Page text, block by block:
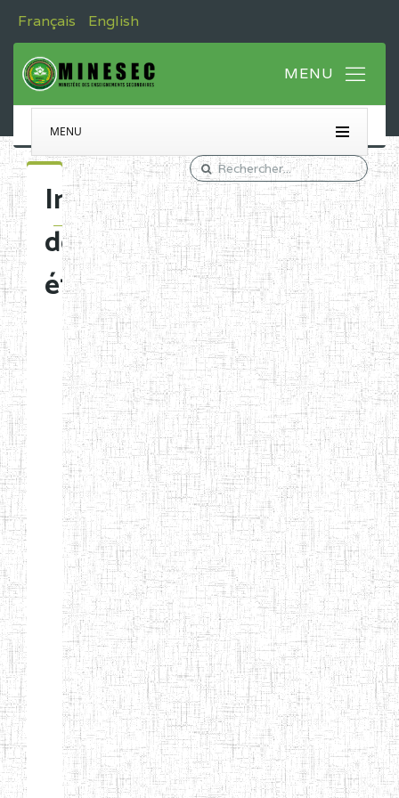
Français English
MENU
Immatriculation
des
établissements
Etablissements
d'enseignement
normal
ENI
Chercher:
Effacer les filtres
Denomination
Type